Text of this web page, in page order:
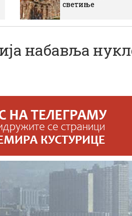
светиње
набавља